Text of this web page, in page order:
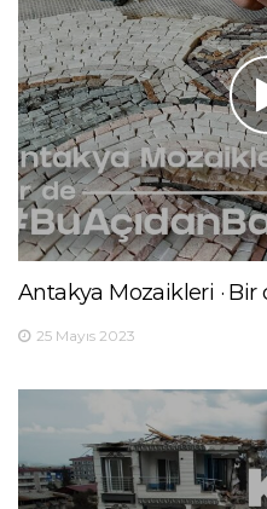
Antakya Mozaikleri ·
25 Mayıs 2023